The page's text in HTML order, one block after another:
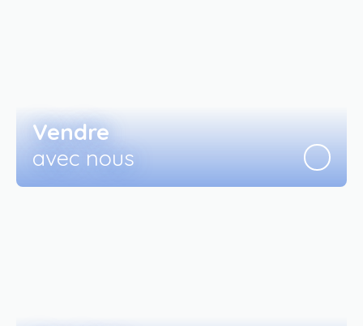
Vendre
avec nous